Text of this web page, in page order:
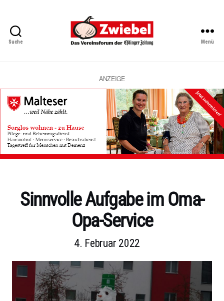
Suche
Vereinsforum
Eßlinger
Zeitung
Menü
ANZEIGE
Kategorien
Sinnvolle Aufgabe im Oma-
Opa-Service
4. Februar 2022